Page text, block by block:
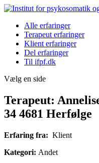
Alle erfaringer
Terapeut erfaringer
Klient erfaringer
Del erfaringer
Til ifpf.dk
Vælg en side
Terapeut:
34 4681 Herfølge
Erfaring fra: Klient
Kategori: Andet